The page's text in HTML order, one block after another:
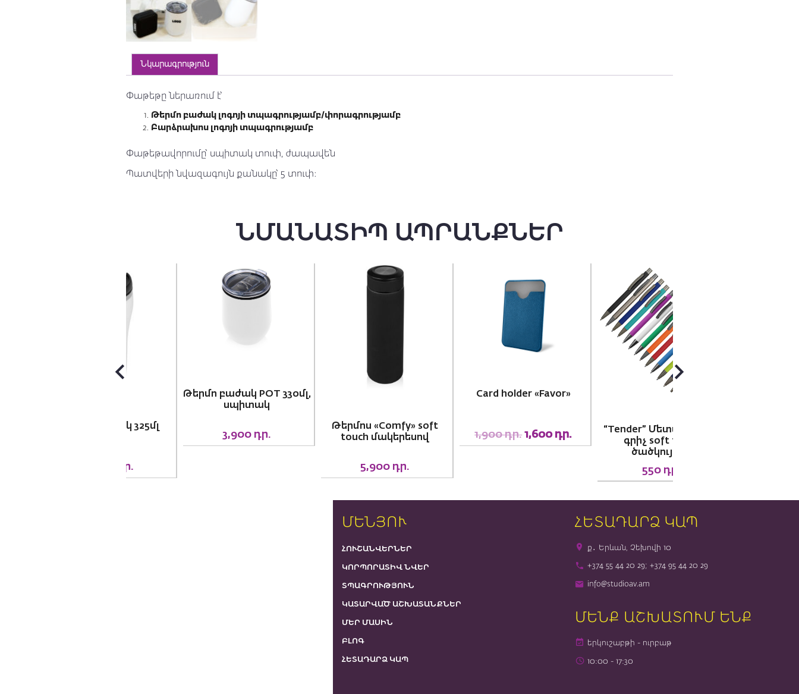
Նկարագրություն
Փաթեթը ներառում է՝
Թերմո բաժակ լոգոյի տպագրությամբ/փորագրությամբ
Բարձրախոս լոգոյի տպագրությամբ
Փաթեթավորումը՝ սպիտակ տուփ, ժապավեն
Պատվերի նվազագույն քանակը՝ 5 տուփ։
ՆՄԱՆԱՏԻՊ ԱՊՐԱՆՔՆԵՐ
Թերմո բաժակ POT 330մլ,
սպիտակ
դր.
Թերմոս «Comfy» soft
touch մակերեսով
դր.
Card holder «Favor»
դր. 1,600դր.
“Tender” Մետաղական
գրիչ soft touch
ծածկույթով
ՄԵՆՅՈՒ
ՀՈՒՇԱՆՎԵՐՆԵՐ
ԿՈՐՊՈՐԱՏԻՎ ՆՎԵՐ
ՏՊԱԳՐՈՒԹՅՈՒՆ
ԿԱՏԱՐՎԱԾ ԱՇԽԱՏԱՆՔՆԵՐ
ՄԵՐ ՄԱՍԻՆ
ԲԼՈԳ
ՀԵՏԱԴԱՐՁ ԿԱՊ
ՀԵՏԱԴԱՐՁ ԿԱՊ
ք․ Երևան, Չեխովի 10
+374 55 44 20 29; +374 95 44 20 29
info@studioav.am
ՄԵՆՔ ԱՇԽԱՏՈՒՄ ԵՆՔ
երկուշաբթի - ուրբաթ
10։00 - 17։30